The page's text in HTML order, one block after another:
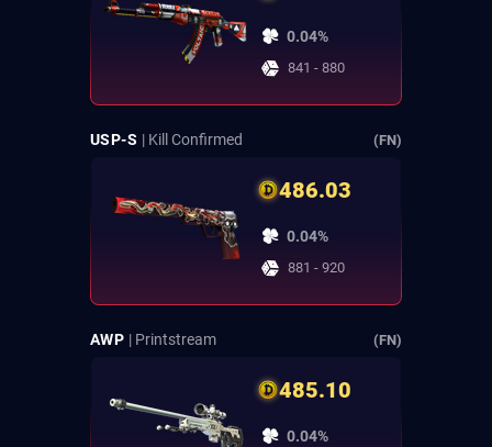
0.04%
841 - 880
USP-S | Kill Confirmed (FN)
486.03
0.04%
881 - 920
AWP | Printstream (FN)
485.10
0.04%